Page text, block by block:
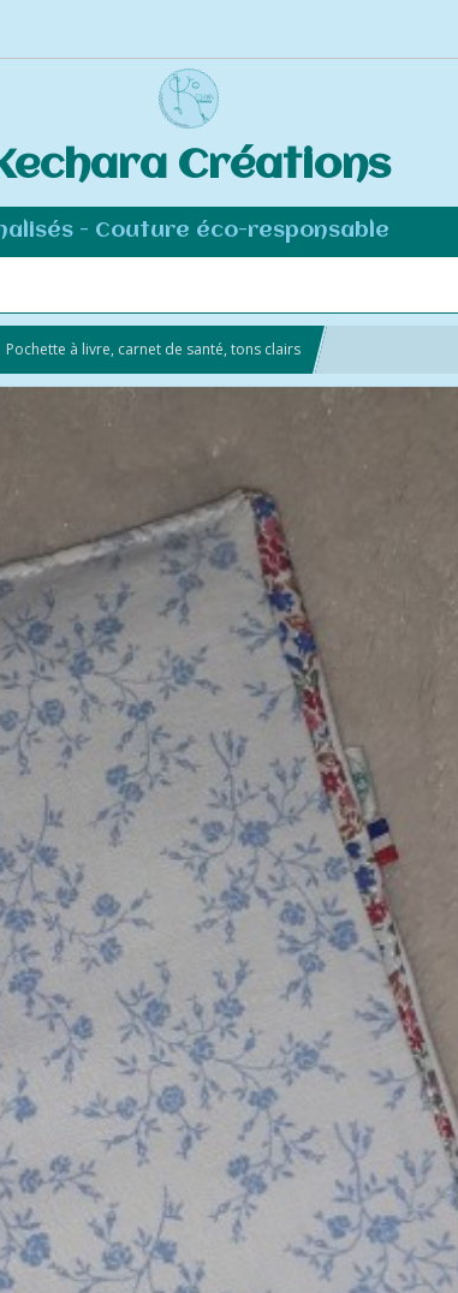
Créations
- Couture éco-responsable
Pochette à livre, carnet de santé, tons clairs